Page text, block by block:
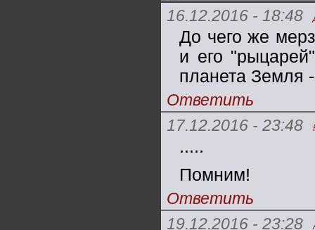
16.12.2016 - 18:48
До чего же
и его
планета Земля
Ответить
17.12.2016 - 23:48
.....
Помним!
Ответить
19.12.2016 - 23:28